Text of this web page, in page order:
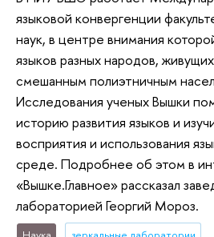
языковой конвергенции
наук, в центре внимания
языков разных народов,
смешанным полиэтничным
Исследования ученых Вышки
историю развития языков и
восприятия и использования
среде. Подробнее об этом в
«Вышке.Главное» рассказал
лабораторией Георгий Мороз.